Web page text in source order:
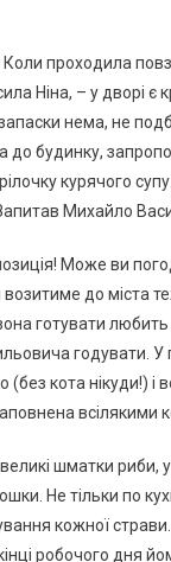
проходила
Ніна, – у дворі
нема, не
до будинку,
курячого
Михайло
Може ви
до міста
готувати
годувати. У
кота нікуди!) і
шматки риби,
Не тільки по
кожної
робочого дня